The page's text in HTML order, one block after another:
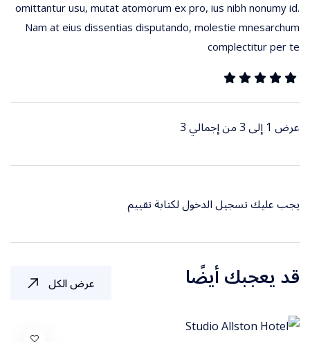
omittantur usu, mutat atomorum ex pro, ius nibh nonumy id.
Nam at eius dissentias disputando, molestie mnesarchum
complectitur per te
عرض 1 إلى 3 من إجمالي 3
يجب عليك تسجيل الدخول لكتابة تقييم
قد يعجبك أيضًا عرض الكل